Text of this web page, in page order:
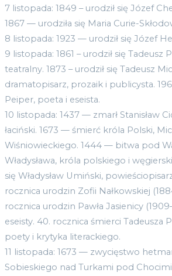
7 listopada: 1849 – urodził się Józef
1867 — urodziła się Maria Curie-
8 listopada: 1923 — urodził się Józef
9 listopada: 1861 – urodził się Tadeusz
teatralny. 1873 – urodził się Tadeusz
dramatopisarz, prozaik i publicysta.
Peiper, poeta i eseista.
10 listopada: 1437 — zmarł Stanisław
łaciński. 1673 — śmierć króla Polski,
Wiśniowieckiego. 1444 — bitwa pod
Władysława, króla polskiego i
się Władysław Umiński,
rocznica urodzin Zofii Nałkowskiej
rocznica urodzin Pawła Jasienicy
eseisty. 40. rocznica śmierci Tadeusza
poety i krytyka literackiego.
11 listopada: 1673 — zwycięstwo
Sobieskiego nad Turkami pod